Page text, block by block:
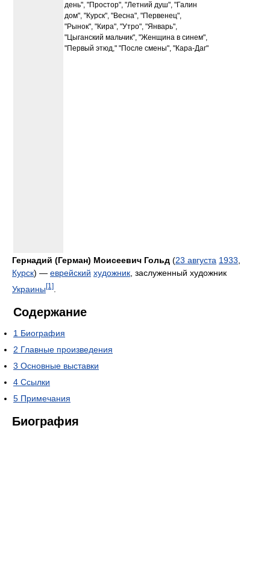
день", "Простор", "Летний душ", "Галин
дом", "Курск", "Весна", "Первенец",
"Рынок", "Кира", "Утро", "Январь",
"Цыганский мальчик", "Женщина в синем",
"Первый этюд," "После смены", "Кара-Даг"
Гернадий (Герман) Моисеевич Гольд (23 августа 1933
Курск) — еврейский художник , заслуженный художник
Украины[1]
Содержание
1 Биография
2 Главные произведения
3 Основные выставки
4 Ссылки
5 Примечания
Биография